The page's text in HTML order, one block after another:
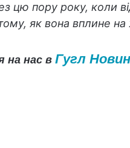
цю пору року, коли
як вона вплине на
на нас в Гугл